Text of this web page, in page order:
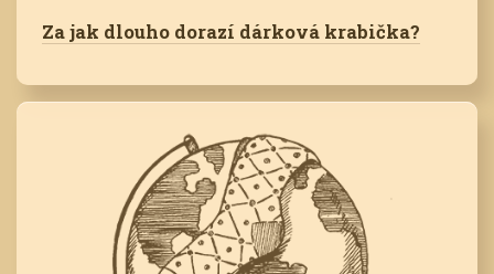
Za jak dlouho dorazí dárková krabička?